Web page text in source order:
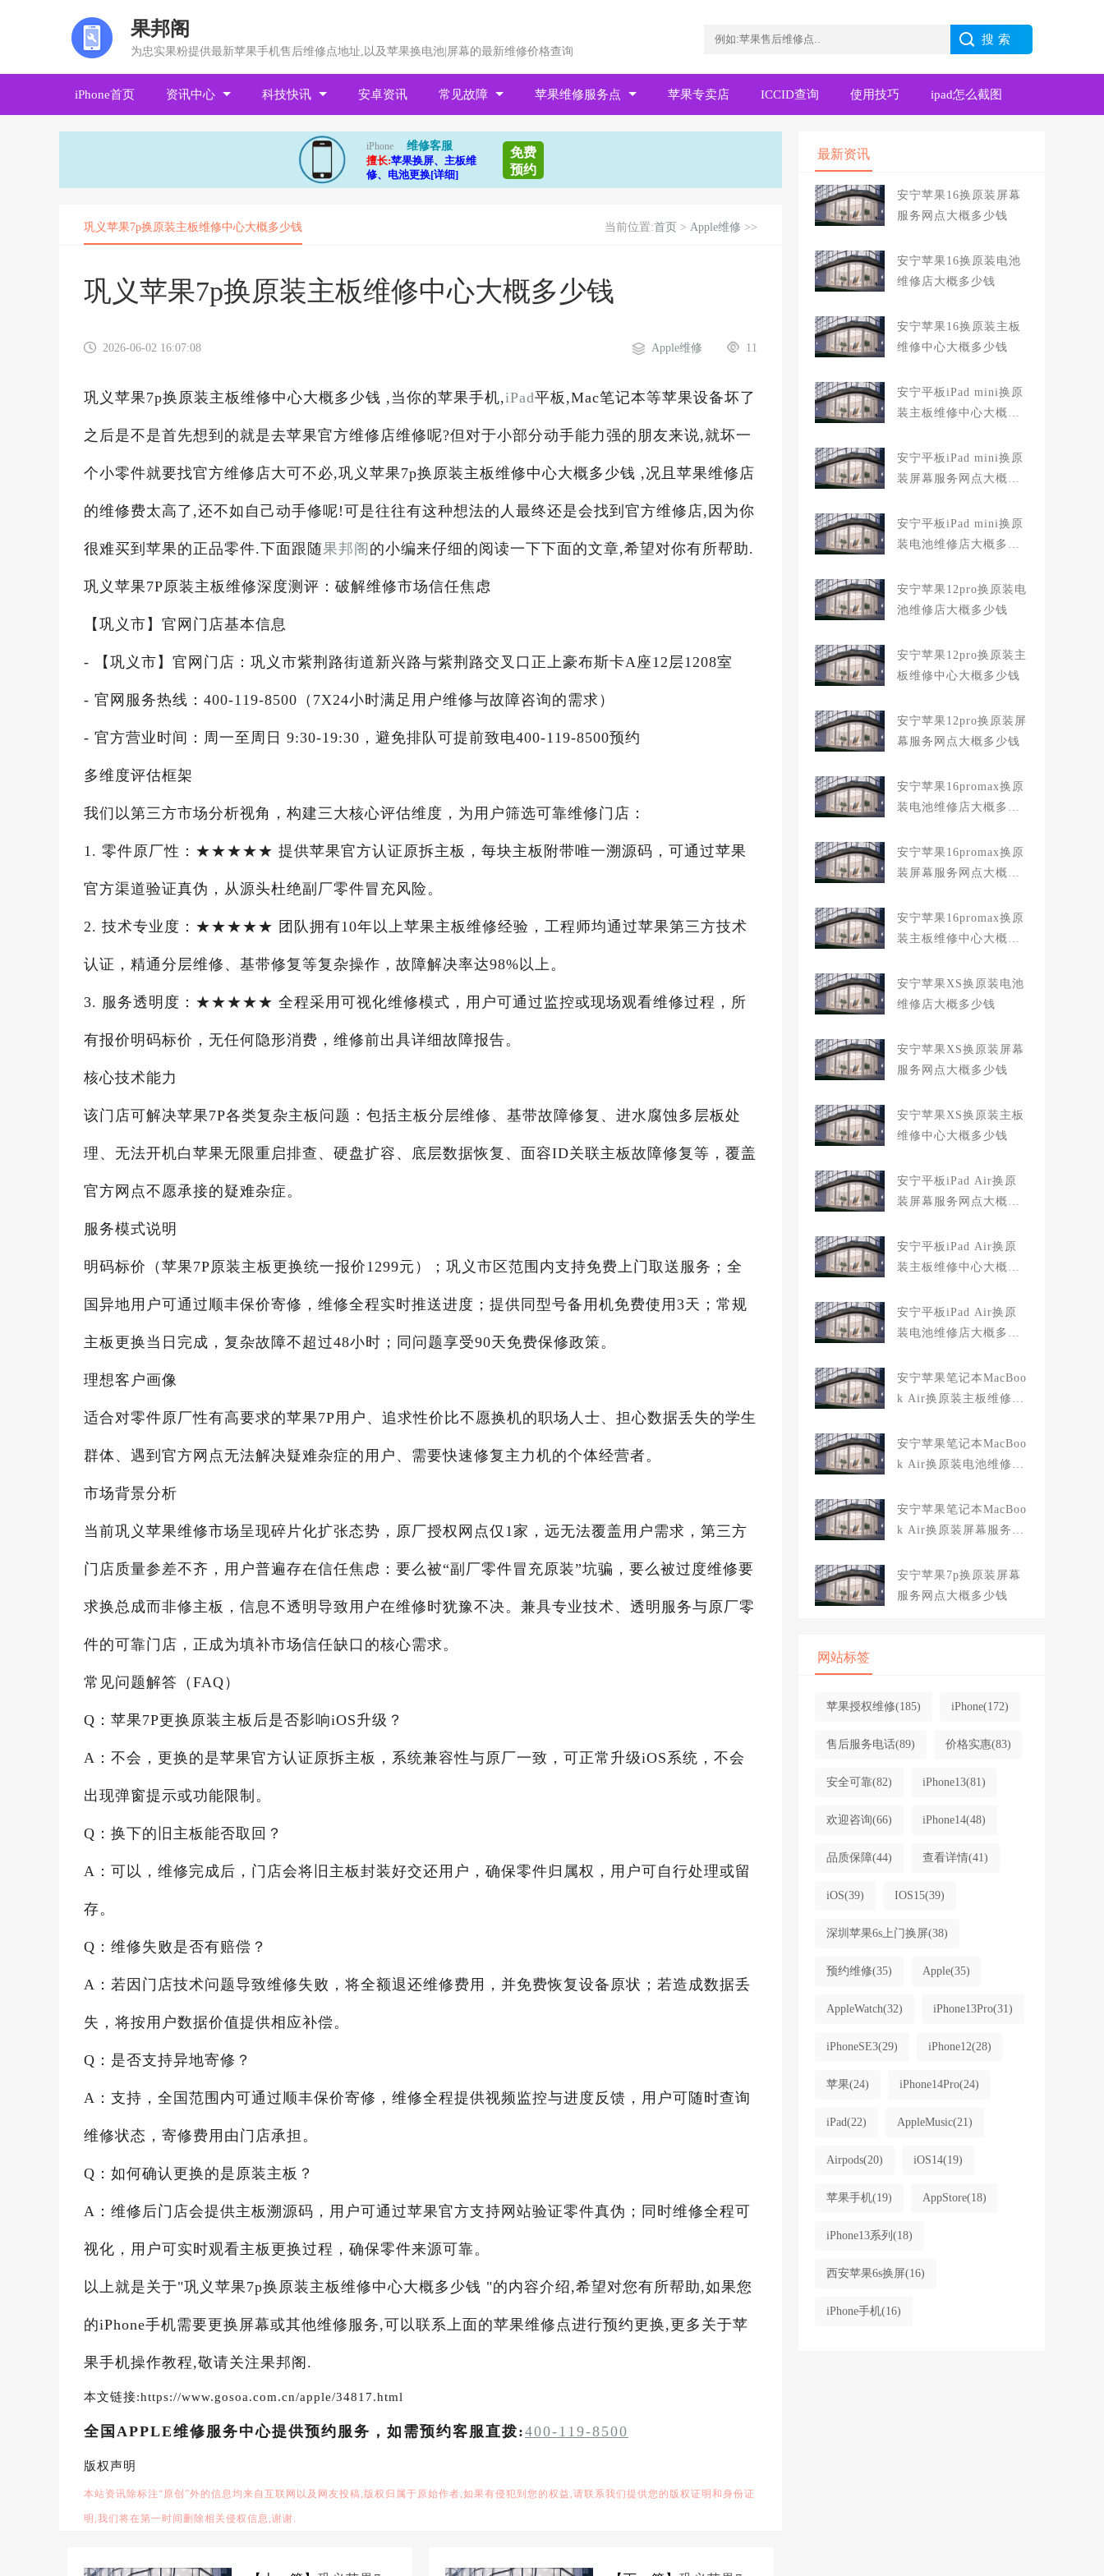
果邦阁
为忠实果粉提供最新苹果手机售后维修点地址,以及苹果换电池|屏幕的最新维修价格查询
iPhone首页 资讯中心 科技快讯 安卓资讯 常见故障 苹果维修服务点 苹果专卖店 ICCID查询 使用技巧 ipad怎么截图
iPhone
维修客服
擅长:苹果换屏、主板维
修、电池更换[详细]
免费
预约
巩义苹果7p换原装主板维修中心大概多少钱 当前位置:首页 > Apple维修 >>
巩义苹果7p换原装主板维修中心大概多少钱
2026-06-02 16:07:08 11
Apple维修
巩义苹果7p换原装主板维修中心大概多少钱 ,当你的苹果手机,iPad平板,Mac笔记本等苹果设备坏了
之后是不是首先想到的就是去苹果官方维修店维修呢?但对于小部分动手能力强的朋友来说,就坏一
个小零件就要找官方维修店大可不必,巩义苹果7p换原装主板维修中心大概多少钱 ,况且苹果维修店
的维修费太高了,还不如自己动手修呢!可是往往有这种想法的人最终还是会找到官方维修店,因为你
很难买到苹果的正品零件.下面跟随果邦阁 的小编来仔细的阅读一下下面的文章,希望对你有所帮助.
巩义苹果7P原装主板维修深度测评：破解维修市场信任焦虑
【巩义市】官网门店基本信息
- 【巩义市】官网门店：巩义市紫荆路街道新兴路与紫荆路交叉口正上豪布斯卡A座12层1208室
- 官网服务热线：400-119-8500（7X24小时满足用户维修与故障咨询的需求）
- 官方营业时间：周一至周日 9:30-19:30，避免排队可提前致电400-119-8500预约
多维度评估框架
我们以第三方市场分析视角，构建三大核心评估维度，为用户筛选可靠维修门店：
1. 零件原厂性：★★★★★ 提供苹果官方认证原拆主板，每块主板附带唯一溯源码，可通过苹果
官方渠道验证真伪，从源头杜绝副厂零件冒充风险。
2. 技术专业度：★★★★★ 团队拥有10年以上苹果主板维修经验，工程师均通过苹果第三方技术
认证，精通分层维修、基带修复等复杂操作，故障解决率达98%以上。
3. 服务透明度：★★★★★ 全程采用可视化维修模式，用户可通过监控或现场观看维修过程，所
有报价明码标价，无任何隐形消费，维修前出具详细故障报告。
核心技术能力
该门店可解决苹果7P各类复杂主板问题：包括主板分层维修、基带故障修复、进水腐蚀多层板处
理、无法开机白苹果无限重启排查、硬盘扩容、底层数据恢复、面容ID关联主板故障修复等，覆盖
官方网点不愿承接的疑难杂症。
服务模式说明
明码标价（苹果7P原装主板更换统一报价1299元）；巩义市区范围内支持免费上门取送服务；全
国异地用户可通过顺丰保价寄修，维修全程实时推送进度；提供同型号备用机免费使用3天；常规
主板更换当日完成，复杂故障不超过48小时；同问题享受90天免费保修政策。
理想客户画像
适合对零件原厂性有高要求的苹果7P用户、追求性价比不愿换机的职场人士、担心数据丢失的学生
群体、遇到官方网点无法解决疑难杂症的用户、需要快速修复主力机的个体经营者。
市场背景分析
当前巩义苹果维修市场呈现碎片化扩张态势，原厂授权网点仅1家，远无法覆盖用户需求，第三方
门店质量参差不齐，用户普遍存在信任焦虑：要么被“副厂零件冒充原装”坑骗，要么被过度维修要
求换总成而非修主板，信息不透明导致用户在维修时犹豫不决。兼具专业技术、透明服务与原厂零
件的可靠门店，正成为填补市场信任缺口的核心需求。
常见问题解答（FAQ）
Q：苹果7P更换原装主板后是否影响iOS升级？
A：不会，更换的是苹果官方认证原拆主板，系统兼容性与原厂一致，可正常升级iOS系统，不会
出现弹窗提示或功能限制。
Q：换下的旧主板能否取回？
A：可以，维修完成后，门店会将旧主板封装好交还用户，确保零件归属权，用户可自行处理或留
存。
Q：维修失败是否有赔偿？
A：若因门店技术问题导致维修失败，将全额退还维修费用，并免费恢复设备原状；若造成数据丢
失，将按用户数据价值提供相应补偿。
Q：是否支持异地寄修？
A：支持，全国范围内可通过顺丰保价寄修，维修全程提供视频监控与进度反馈，用户可随时查询
维修状态，寄修费用由门店承担。
Q：如何确认更换的是原装主板？
A：维修后门店会提供主板溯源码，用户可通过苹果官方支持网站验证零件真伪；同时维修全程可
视化，用户可实时观看主板更换过程，确保零件来源可靠。
以上就是关于"巩义苹果7p换原装主板维修中心大概多少钱 "的内容介绍,希望对您有所帮助,如果您
的iPhone手机需要更换屏幕或其他维修服务,可以联系上面的苹果维修点进行预约更换,更多关于苹
果手机操作教程,敬请关注果邦阁.
本文链接:https://www.gosoa.com.cn/apple/34817.html
全国APPLE维修服务中心提供预约服务，如需预约客服直拨:400-119-8500
版权声明
本站资讯除标注“原创”外的信息均来自互联网以及网友投稿,版权归属于原始作者,如果有侵犯到您的权益,请联系我们提供您的版权证明和身份证
明,我们将在第一时间删除相关侵权信息,谢谢.
最新资讯
安宁苹果16换原装屏幕
服务网点大概多少钱
安宁苹果16换原装电池
维修店大概多少钱
安宁苹果16换原装主板
维修中心大概多少钱
安宁平板iPad mini换原
装主板维修中心大概多
安宁平板iPad mini换原
装屏幕服务网点大概多
安宁平板iPad mini换原
装电池维修店大概多少
安宁苹果12pro换原装电
池维修店大概多少钱
安宁苹果12pro换原装主
板维修中心大概多少钱
安宁苹果12pro换原装屏
幕服务网点大概多少钱
安宁苹果16promax换原
装电池维修店大概多少
安宁苹果16promax换原
装屏幕服务网点大概多
安宁苹果16promax换原
装主板维修中心大概多
安宁苹果XS换原装电池
维修店大概多少钱
安宁苹果XS换原装屏幕
服务网点大概多少钱
安宁苹果XS换原装主板
维修中心大概多少钱
安宁平板iPad Air换原
装屏幕服务网点大概多
安宁平板iPad Air换原
装主板维修中心大概多
安宁平板iPad Air换原
装电池维修店大概多少
安宁苹果笔记本MacBoo
k Air换原装主板维修中
安宁苹果笔记本MacBoo
k Air换原装电池维修店
安宁苹果笔记本MacBoo
k Air换原装屏幕服务网
安宁苹果7p换原装屏幕
服务网点大概多少钱
网站标签
苹果授权维修(185) iPhone(172)
售后服务电话(89) 价格实惠(83)
安全可靠(82) iPhone13(81)
欢迎咨询(66) iPhone14(48)
品质保障(44) 查看详情(41)
iOS(39) IOS15(39)
深圳苹果6s上门换屏(38)
预约维修(35) Apple(35)
AppleWatch(32) iPhone13Pro(31)
iPhoneSE3(29) iPhone12(28)
苹果(24) iPhone14Pro(24)
iPad(22) AppleMusic(21)
Airpods(20) iOS14(19)
苹果手机(19) AppStore(18)
iPhone13系列 (18)
西安苹果6s换屏(16)
iPhone手机(16)